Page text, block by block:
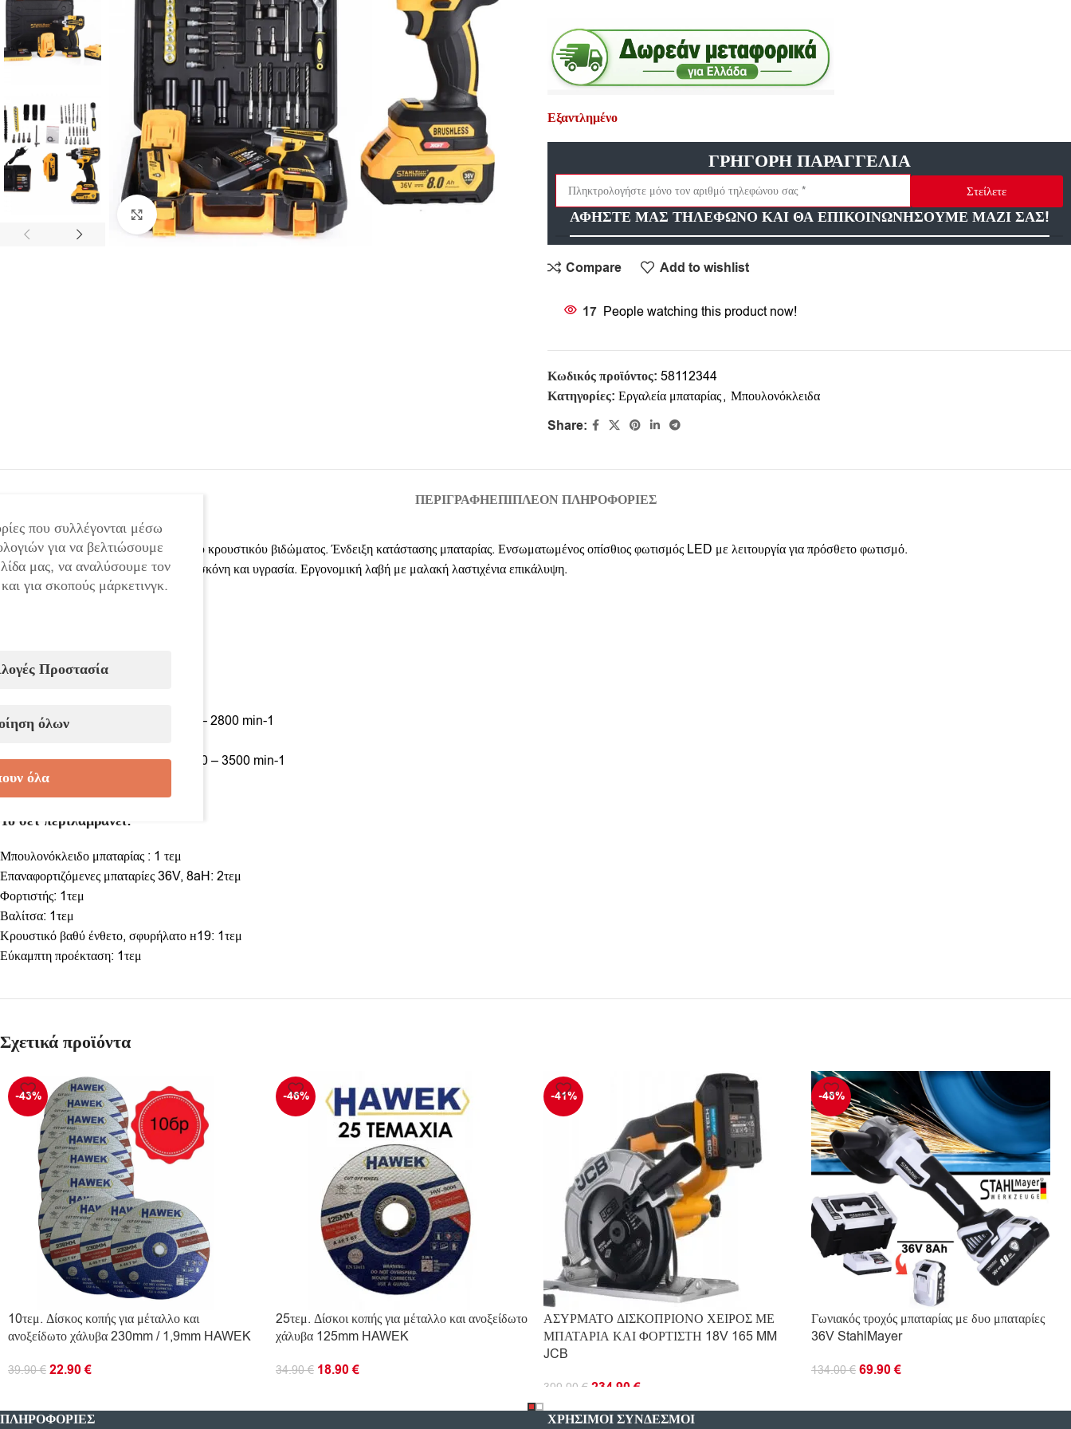
Click to enlarge
Εξαντλημένο
ΓΡΗΓΟΡΗ ΠΑΡΑΓΓΕΛΙΑ
Στείλετε
ΑΦΗΣΤΕ ΜΑΣ ΤΗΛΕΦΩΝΟ ΚΑΙ ΘΑ ΕΠΙΚΟΙΝΩΝΗΣΟΥΜΕ ΜΑΖΙ ΣΑΣ!
Compare Add to wishlist
17 People watching this product now!
Κωδικός προϊόντος: 58112344
Κατηγορίες: Εργαλεία μπαταρίας, Μπουλονόκλειδα
Share:
ΠΕΡΙΓΡΑΦΉΕΠΙΠΛΈΟΝ ΠΛΗΡΟΦΟΡΊΕΣ
Τρία στάδια για την επιλογής ισχύος του κρουστικόυ βιδώματος. Ένδειξη κατάστασης μπαταρίας. Ενσωματωμένος οπίσθιος φωτισμός LED με λειτουργία για πρόσθετο φωτισμό.
Βελτιωμένο σύστημα προστασίας από σκόνη και υγρασία. Εργονομική λαβή με μαλακή λαστιχένια επικάλυψη.
Χωρητικότητα μπαταρίας: 8.0 Ah
Είδος μπαταρίας: Li-Ion
Ταχύτητα ρελαντί: 0 – 1600 min-1 / 0 – 2800 min-1
Κρούσεις ανά λεπτό: 0 – 1800 min-1/ 0 – 3500 min-1
Μέγιστη ροπή: 850 Nm
Ενσωματωμένος φωτισμός: Ναι
Το σετ περιλαμβάνει:
Μπουλονόκλειδο μπαταρίας : 1 τεμ
Επαναφορτιζόμενες μπαταρίες 36V, 8aH: 2τεμ
Φορτιστής: 1τεμ
Βαλίτσα: 1τεμ
Κρουστικό βαθύ ένθετο, σφυρήλατο н19: 1τεμ
Εύκαμπτη προέκταση: 1τεμ
Σχετικά προϊόντα
-43%
10τεμ. Δίσκος κοπής για μέταλλο και
ανοξείδωτο χάλυβα 230mm / 1,9mm HAWEK
39.90€ 22.90€
-46%
25τεμ. Δίσκοι κοπής για μέταλλο και ανοξείδωτο
χάλυβα 125mm HAWEK
34.90€ 18.90€
-41%
ΑΣΥΡΜΑΤΟ ΔΙΣΚΟΠΡΙΟΝΟ ΧΕΙΡΟΣ ΜΕ
ΜΠΑΤΑΡΙΑ ΚΑΙ ΦΟΡΤΙΣΤΗ 18V 165 MM
JCB
399.90 € 234.90€
ΠΡΟΣΘΉΚΗ ΣΤΟ ΚΑΛΆΘΙ
-48%
Γωνιακός τροχός μπαταρίας με δυο μπαταρίες
36V StahlMayer
134.00€ 69.90€
ΠΛΗΡΟΦΟΡΊΕΣ ΧΡΗΣΙΜΟΙ ΣΥΝΔΕΣΜΟΙ
που συλλέγονται μέσω
για να βελτιώσουμε
μας, να αναλύσουμε τον
για σκοπούς μάρκετινγκ.
Προστασία
όλων
όλα